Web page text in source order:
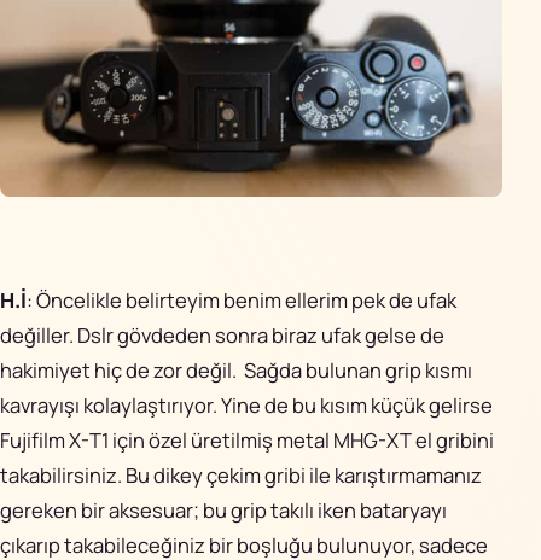
H.İ: Öncelikle belirteyim benim ellerim pek de ufak
değiller. Dslr gövdeden sonra biraz ufak gelse de
hakimiyet hiç de zor değil. Sağda bulunan grip kısmı
kavrayışı kolaylaştırıyor. Yine de bu kısım küçük gelirse
Fujifilm X-T1 için özel üretilmiş metal MHG-XT el gribini
takabilirsiniz. Bu dikey çekim gribi ile karıştırmamanız
gereken bir aksesuar; bu grip takılı iken bataryayı
çıkarıp takabileceğiniz bir boşluğu bulunuyor, sadece